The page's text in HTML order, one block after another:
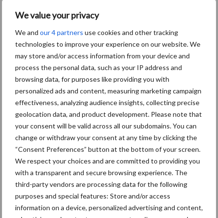
We value your privacy
We and our 4 partners use cookies and other tracking
technologies to improve your experience on our website. We
may store and/or access information from your device and
process the personal data, such as your IP address and
browsing data, for purposes like providing you with
personalized ads and content, measuring marketing campaign
effectiveness, analyzing audience insights, collecting precise
geolocation data, and product development. Please note that
your consent will be valid across all our subdomains. You can
change or withdraw your consent at any time by clicking the
“Consent Preferences” button at the bottom of your screen.
We respect your choices and are committed to providing you
with a transparent and secure browsing experience. The
third-party vendors are processing data for the following
purposes and special features: Store and/or access
information on a device, personalized advertising and content,
krimpende Nederlandse
markt
Diergezondheid Bemesting Fokkerij
Mastitis Hittestress
Toon meer